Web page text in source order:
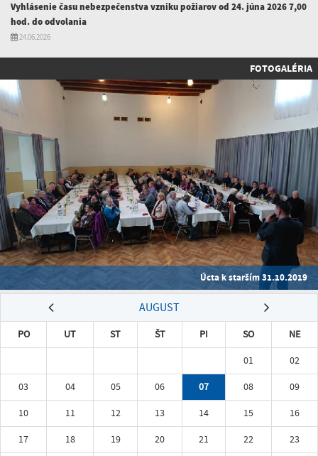
Vyhlásenie času nebezpečenstva vzniku požiarov od 24. júna 2026 7,00
hod. do odvolania
24.06.2026
FOTOGALÉRIA
Úcta k starším 31.10.2019
AUGUST
PO UT ST ŠT PI SO
NE
01
02
03
04 05 06 07 08
09
10
11 12 13 14 15
16
17
18 19 20 21 22
23